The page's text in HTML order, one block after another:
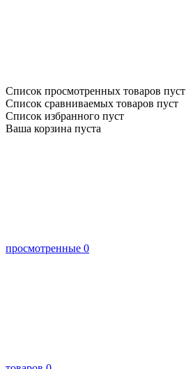
Список просмотренных товаров пуст
Список сравниваемых товаров пуст
Список избранного пуст
Ваша корзина пуста
просмотренные 0